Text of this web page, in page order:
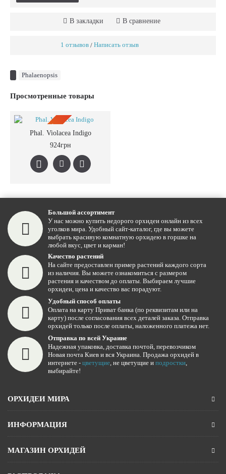
В закладки В сравнение
1 отзывов / Написать отзыв
Phalaenopsis
Просмотренные товары
ПРЕДЗАКАЗ
Phal. Violacea Indigo
924грн
Большой ассортимент
У нас можно купить недорого орхидеи онлайн из всех
уголков мира. Удобный сайт-каталог, где вы можете
выбрать красивую комнатную орхидею в горшке на
любой вкус, цвет и карман!
Качество растений
На сайте предоставлен пример растений каждого сорта
из наличия. Вы можете ознакомиться с размером
растения и качеством до оплаты. Выбираем лучшие
орхидеи, цена и качество вас порадуют.
Удобный способ оплаты
Оплата на карту Приват банка (по реквизитам или на
карту) после согласования всех деталей заказа. Отправка
орхидей только после оплаты, наложенного платежа нет.
Отправка по всей Украине
Надежная упаковка, доставка почтой, перевозчиком
Новая почта Киев и вся Украина. Продажа орхидей в
интернете - цветущие, не цветущие и подростки,
выбирайте!
ОРХИДЕИ МИРА
ИНФОРМАЦИЯ
МАГАЗИН ОРХИДЕЙ